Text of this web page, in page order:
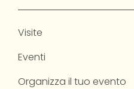
Visite
Eventi
Organizza il tuo evento